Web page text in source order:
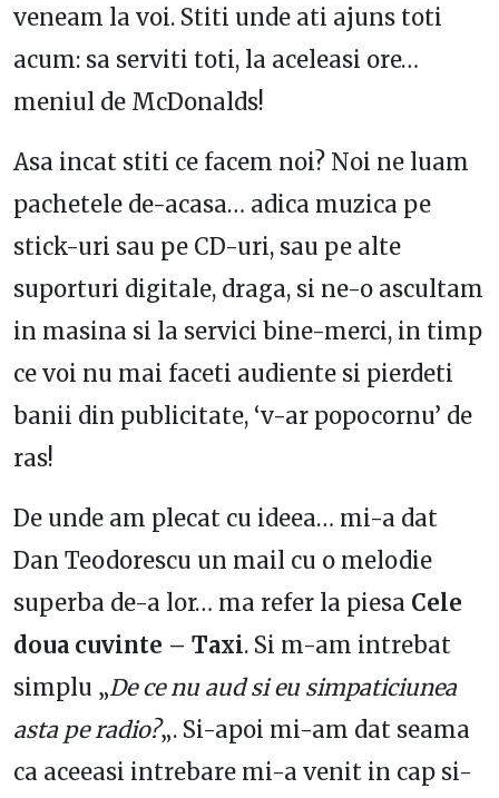
veneam la voi. Stiti unde ati ajuns toti
acum: sa serviti toti, la aceleasi ore…
meniul de McDonalds!
Asa incat stiti ce facem noi? Noi ne luam
pachetele de-acasa… adica muzica pe
stick-uri sau pe CD-uri, sau pe alte
suporturi digitale, draga, si ne-o ascultam
in masina si la servici bine-merci, in timp
ce voi nu mai faceti audiente si pierdeti
banii din publicitate, ‘v-ar popocornu’ de
ras!
De unde am plecat cu ideea… mi-a dat
Dan Teodorescu un mail cu o melodie
superba de-a lor… ma refer la piesa Cele
doua cuvinte – Taxi. Si m-am intrebat
simplu „De ce nu aud si eu simpaticiunea
asta pe radio?„. Si-apoi mi-am dat seama
ca aceeasi intrebare mi-a venit in cap si-